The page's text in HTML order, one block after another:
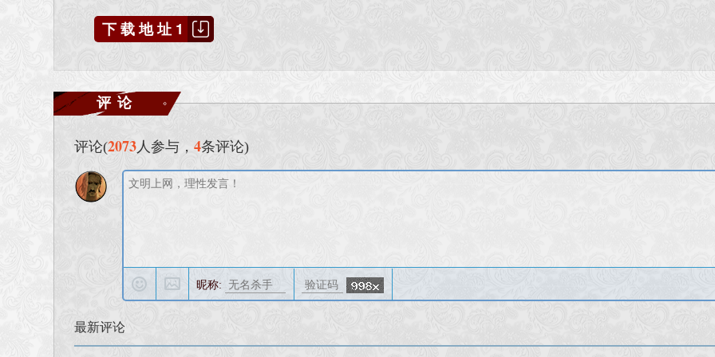
下载地址1
评论
评论(2073 人参与，4条评论)
昵称:
最新评论